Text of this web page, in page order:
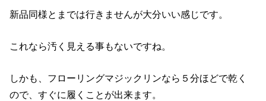
新品同様とまでは行きませんが大分いい感じです。
これなら汚く見える事もないですね。
しかも、フローリングマジックリンなら５分ほどで乾く
ので、すぐに履くことが出来ます。